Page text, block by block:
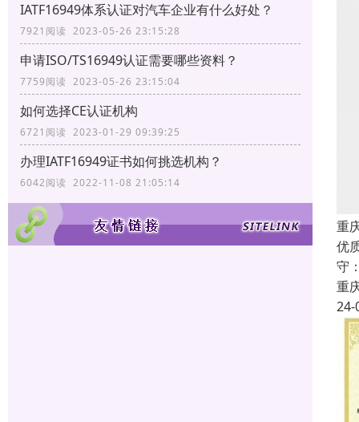
IATF16949体系认证对汽车企业有什么好处？
7921阅读 2023-05-26 23:15:28
申请ISO/TS16949认证需要哪些资料？
7759阅读 2023-05-26 23:15:04
如何选择CE认证机构
6721阅读 2023-01-29 09:39:25
办理IATF16949证书如何挑选机构？
6042阅读 2022-11-08 21:05:14
重
优
守
重
24-